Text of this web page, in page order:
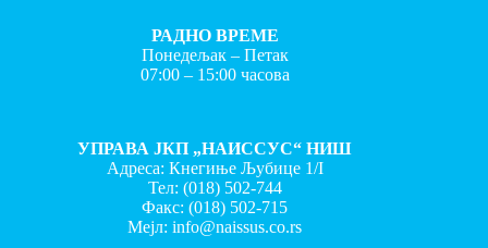
РАДНО ВРЕМЕ
Понедељак – Петак
07:00 – 15:00 часова
УПРАВА ЈКП „НАИССУС“ НИШ
Адреса: Кнегиње Љубице 1/I
Тел: (018) 502-744
Факс:(018) 502-715
Мејл:info@naissus.co.rs